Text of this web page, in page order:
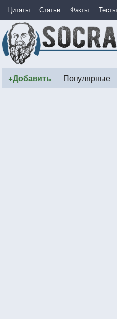
Цитаты Статьи Факты Тесты
+Добавить Популярные